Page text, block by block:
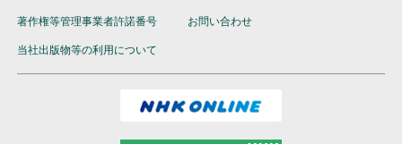
著作権等管理事業者許諾番号 お問い合わせ
当社出版物等の利用について